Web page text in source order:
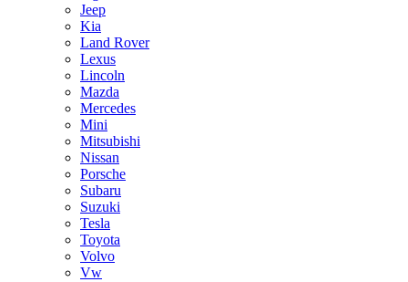
Jeep
Kia
Land Rover
Lexus
Lincoln
Mazda
Mercedes
Mini
Mitsubishi
Nissan
Porsche
Subaru
Suzuki
Tesla
Toyota
Volvo
Vw